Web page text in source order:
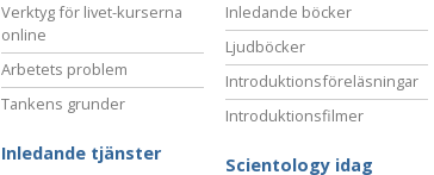
Verktyg för livet-kurserna
online
Arbetets problem
Tankens grunder
Inledande tjänster
Inledande böcker
Ljudböcker
Introduktionsföreläsningar
Introduktionsfilmer
Scientology idag